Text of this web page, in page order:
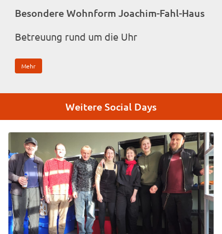
Besondere Wohnform Joachim-Fahl-Haus
Betreuung rund um die Uhr
Mehr
Weitere Social Days